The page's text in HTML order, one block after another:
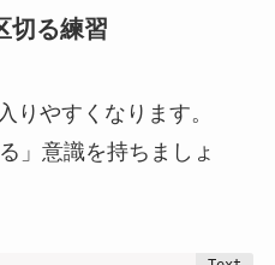
切る練習
りやすくなります。
」意識を持ちましょ